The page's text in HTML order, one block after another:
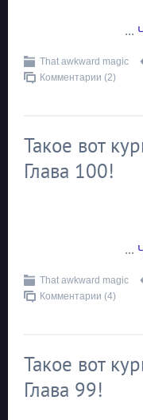
...
That awkward magic
Комментарии (2)
Такое вот
Глава 100!
...
That awkward magic
Комментарии (4)
Такое вот
Глава 99!